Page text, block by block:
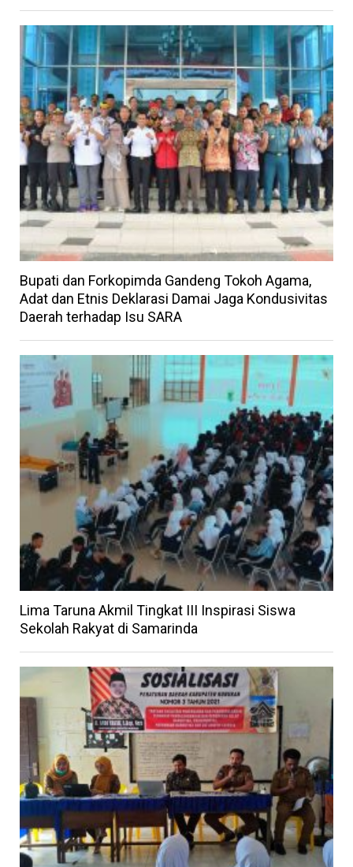
Bupati dan Forkopimda Gandeng Tokoh Agama,
Adat dan Etnis Deklarasi Damai Jaga Kondusivitas
Daerah terhadap Isu SARA
Lima Taruna Akmil Tingkat III Inspirasi Siswa
Sekolah Rakyat di Samarinda